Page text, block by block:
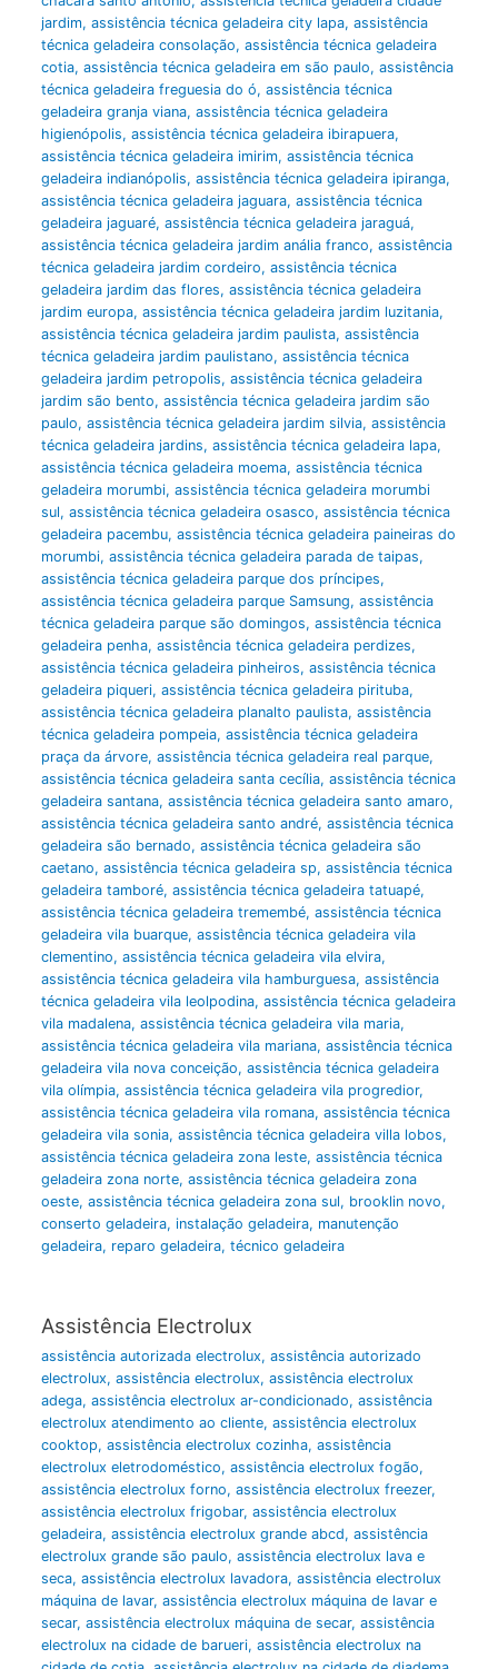
jardim, assistência técnica geladeira city lapa, assistência
técnica geladeira consolação, assistência técnica geladeira
cotia, assistência técnica geladeira em são paulo, assistência
técnica geladeira freguesia do ó, assistência técnica
geladeira granja viana, assistência técnica geladeira
higienópolis, assistência técnica geladeira ibirapuera,
assistência técnica geladeira imirim, assistência técnica
geladeira indianópolis, assistência técnica geladeira ipiranga,
assistência técnica geladeira jaguara, assistência técnica
geladeira jaguaré, assistência técnica geladeira jaraguá,
assistência técnica geladeira jardim anália franco, assistência
técnica geladeira jardim cordeiro, assistência técnica
geladeira jardim das flores, assistência técnica geladeira
jardim europa, assistência técnica geladeira jardim luzitania,
assistência técnica geladeira jardim paulista, assistência
técnica geladeira jardim paulistano, assistência técnica
geladeira jardim petropolis, assistência técnica geladeira
jardim são bento, assistência técnica geladeira jardim são
paulo, assistência técnica geladeira jardim silvia, assistência
técnica geladeira jardins, assistência técnica geladeira lapa,
assistência técnica geladeira moema, assistência técnica
geladeira morumbi, assistência técnica geladeira morumbi
sul, assistência técnica geladeira osasco, assistência técnica
geladeira pacembu, assistência técnica geladeira paineiras do
morumbi, assistência técnica geladeira parada de taipas,
assistência técnica geladeira parque dos príncipes,
assistência técnica geladeira parque Samsung, assistência
técnica geladeira parque são domingos, assistência técnica
geladeira penha, assistência técnica geladeira perdizes,
assistência técnica geladeira pinheiros, assistência técnica
geladeira piqueri, assistência técnica geladeira pirituba,
assistência técnica geladeira planalto paulista, assistência
técnica geladeira pompeia, assistência técnica geladeira
praça da árvore, assistência técnica geladeira real parque,
assistência técnica geladeira santa cecília, assistência técnica
geladeira santana, assistência técnica geladeira santo amaro,
assistência técnica geladeira santo andré, assistência técnica
geladeira são bernado, assistência técnica geladeira são
caetano, assistência técnica geladeira sp, assistência técnica
geladeira tamboré, assistência técnica geladeira tatuapé,
assistência técnica geladeira tremembé, assistência técnica
geladeira vila buarque, assistência técnica geladeira vila
clementino, assistência técnica geladeira vila elvira,
assistência técnica geladeira vila hamburguesa, assistência
técnica geladeira vila leolpodina, assistência técnica geladeira
vila madalena, assistência técnica geladeira vila maria,
assistência técnica geladeira vila mariana, assistência técnica
geladeira vila nova conceição, assistência técnica geladeira
vila olímpia, assistência técnica geladeira vila progredior,
assistência técnica geladeira vila romana, assistência técnica
geladeira vila sonia, assistência técnica geladeira villa lobos,
assistência técnica geladeira zona leste, assistência técnica
geladeira zona norte, assistência técnica geladeira zona
oeste, assistência técnica geladeira zona sul, brooklin novo,
conserto geladeira, instalação geladeira, manutenção
geladeira, reparo geladeira, técnico geladeira
Assistência Electrolux
assistência autorizada electrolux, assistência autorizado
electrolux, assistência electrolux, assistência electrolux
adega, assistência electrolux ar-condicionado, assistência
electrolux atendimento ao cliente, assistência electrolux
cooktop, assistência electrolux cozinha, assistência
electrolux eletrodoméstico, assistência electrolux fogão,
assistência electrolux forno, assistência electrolux freezer,
assistência electrolux frigobar, assistência electrolux
geladeira, assistência electrolux grande abcd, assistência
electrolux grande são paulo, assistência electrolux lava e
seca, assistência electrolux lavadora, assistência electrolux
máquina de lavar, assistência electrolux máquina de lavar e
secar, assistência electrolux máquina de secar, assistência
electrolux na cidade de barueri, assistência electrolux na